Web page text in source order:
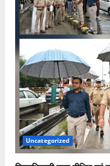
Uncategorized